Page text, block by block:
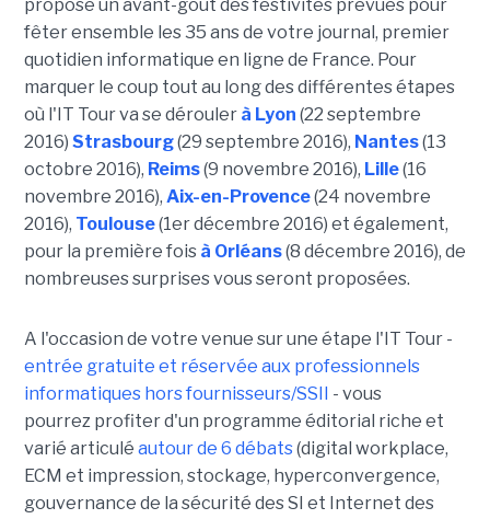
propose un avant-goût des festivités prévues pour
fêter ensemble les 35 ans de votre journal, premier
quotidien informatique en ligne de France. Pour
marquer le coup tout au long des différentes étapes
où l'IT Tour va se dérouler à Lyon (22 septembre
2016) Strasbourg(29 septembre 2016), Nantes(13
octobre 2016), Reims(9 novembre 2016), Lille(16
novembre 2016), Aix-en-Provence(24 novembre
2016), Toulouse(1er décembre 2016) et également,
pour la première fois à Orléans(8 décembre 2016), de
nombreuses surprises vous seront proposées.
A l'occasion de votre venue sur une étape l'IT Tour -
entrée gratuite et réservée aux professionnels
informatiques hors fournisseurs/SSII
- vous
pourrez profiter d'un programme éditorial riche et
varié articulé autour de 6 débats(digital workplace,
ECM et impression, stockage, hyperconvergence,
gouvernance de la sécurité des SI et Internet des